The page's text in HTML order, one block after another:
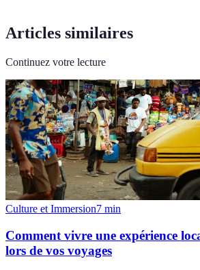
Articles similaires
Continuez votre lecture
Culture et Immersion7 min
Comment vivre une expérience
lors de vos voyages